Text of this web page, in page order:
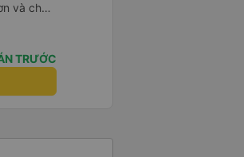
và chúc
ạ!
TRƯỚC